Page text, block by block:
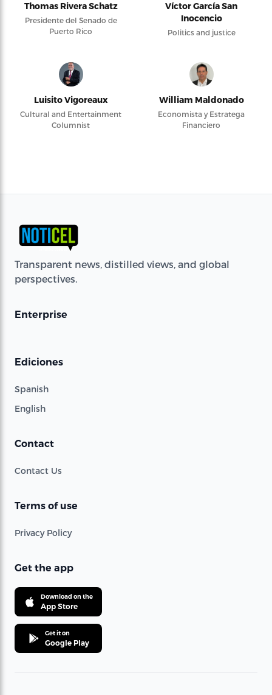
Thomas Rivera Schatz
Presidente del Senado de
Puerto Rico
Víctor García San
Inocencio
Politics and justice
Luisito Vigoreaux
Cultural and Entertainment
Columnist
William Maldonado
Economista y Estratega
Financiero
Transparent news, distilled views, and global
perspectives.
Enterprise
Ediciones
Spanish
English
Contact
Contact Us
Terms of use
Privacy Policy
Get the app
Download on the
App Store
Get it on
Google Play